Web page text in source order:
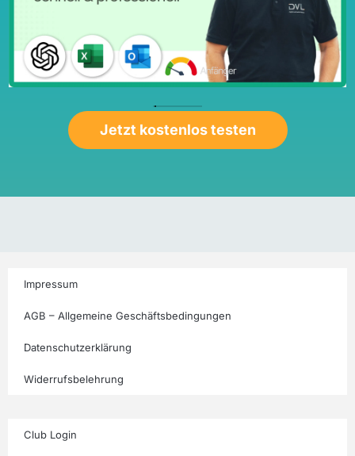
Jetzt kostenlos testen
Impressum
AGB – Allgemeine Geschäftsbedingungen
Datenschutzerklärung
Widerrufsbelehrung
Club Login